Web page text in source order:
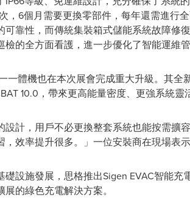
，6個月需要更換零部件，每年還需進
可靠性，而傳統集裝箱式儲能系統故障
的全方面看護，進一步優化了智能運維管
一體機也在本次展會完成重大升級。其
10.0，帶來更高能量密度、更強系統靈
設計，用戶不必更換整套系統也能按需
效率提升很多。」一位安裝商在現場表示
礎設施發展，思格推出Sigen EVAC智能
的綠色充電解決方案。